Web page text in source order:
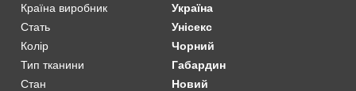
Країна виробник
Україна
Стать
Унісекс
Колір
Чорний
Тип тканини
Габардин
Стан
Новий